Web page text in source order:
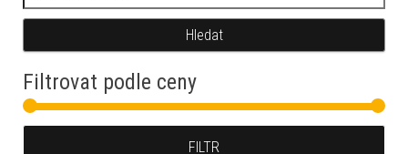
Hledat
Filtrovat podle ceny
FILTR